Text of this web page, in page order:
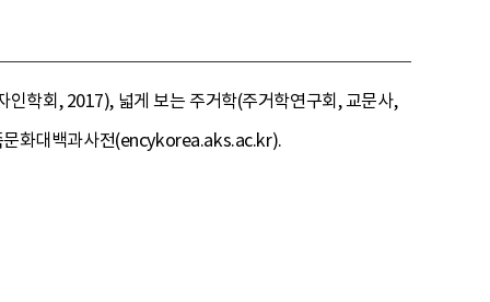
학회, 2017), 넓게 보는 주거학(주거학연구회, 교문사,
문화대백과사전(encykorea.aks.ac.kr).